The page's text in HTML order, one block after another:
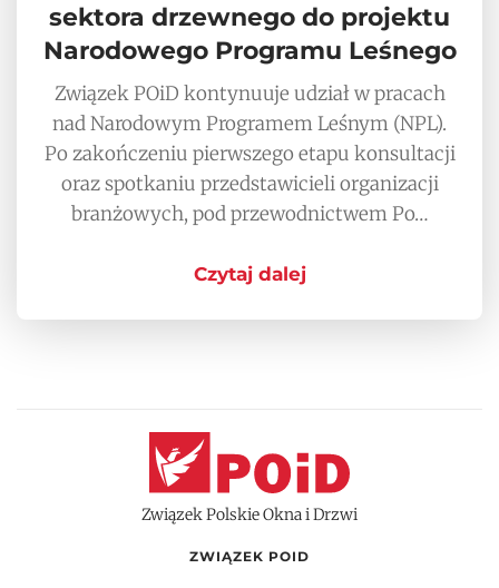
sektora drzewnego do projektu
Narodowego Programu Leśnego
Związek POiD kontynuuje udział w pracach
nad Narodowym Programem Leśnym (NPL).
Po zakończeniu pierwszego etapu konsultacji
oraz spotkaniu przedstawicieli organizacji
branżowych, pod przewodnictwem Po…
Czytaj dalej
Związek Polskie Okna i Drzwi
ZWIĄZEK POID